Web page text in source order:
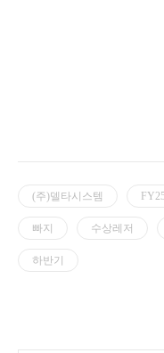
(주)델타시스템
빠지 수상레저
하반기